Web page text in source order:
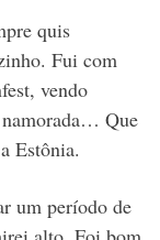
quis
Fui com
vendo
Que
Estônia.
um período de